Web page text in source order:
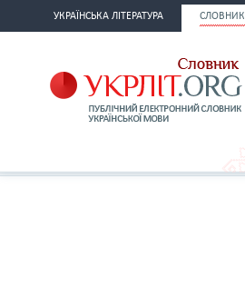
УКРАЇНСЬКА ЛІТЕРАТУРА СЛОВНИК